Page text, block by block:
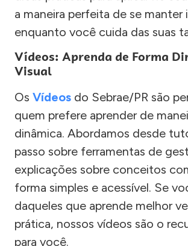
a maneira perfeita de se manter
enquanto você cuida das suas
Vídeos: Aprenda de Forma
Visual
Os Vídeos do Sebrae/PR são
quem prefere aprender de
dinâmica. Abordamos desde
passo sobre ferramentas de
explicações sobre conceitos
forma simples e acessível. Se
daqueles que aprende melhor
prática, nossos vídeos são o
para você.